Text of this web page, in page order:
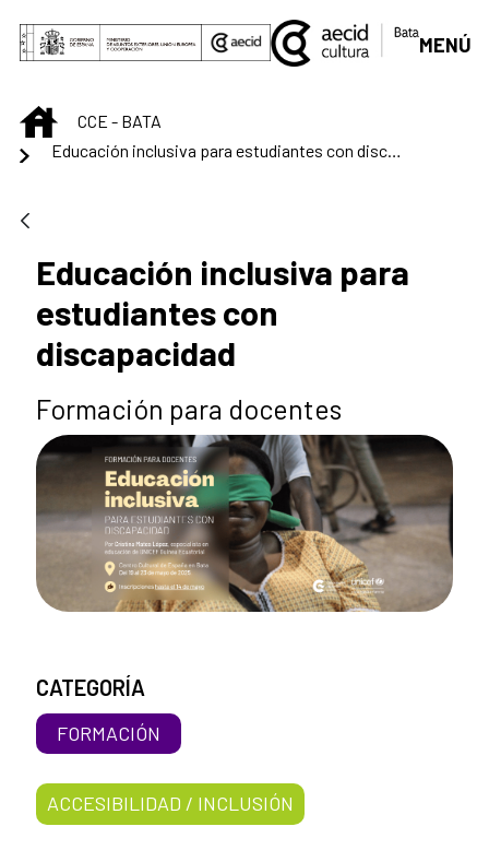
Saut au contenu principal
MENÚ
INICIOCCE - BATA
Educación inclusiva para estudiantes con discapacidad
Educación inclusiva para
estudiantes con
discapacidad
Formación para docentes
CATEGORÍA
FORMACIÓN
ACCESIBILIDAD / INCLUSIÓN